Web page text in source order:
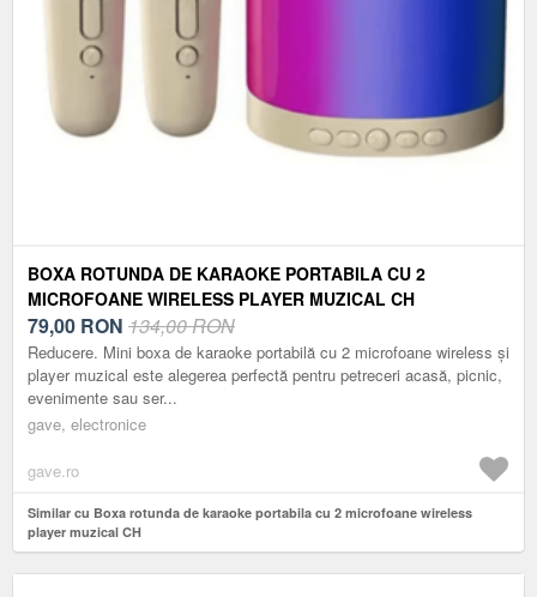
BOXA ROTUNDA DE KARAOKE PORTABILA CU 2
MICROFOANE WIRELESS PLAYER MUZICAL CH
79,00 RON 134,00 RON
Reducere. Mini boxa de karaoke portabilă cu 2 microfoane wireless și
player muzical este alegerea perfectă pentru petreceri acasă, picnic,
evenimente sau ser...
gave, electronice
gave.ro
Similar cu Boxa rotunda de karaoke portabila cu 2 microfoane wireless
player muzical CH